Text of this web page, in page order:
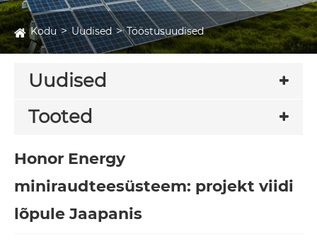
Kodu Uudised Tööstusuudised
Uudised
Tooted
Honor Energy
miniraudteesüsteem: projekt viidi
lõpule Jaapanis